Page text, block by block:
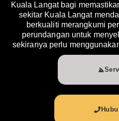
Kuala Langat bagi
sekitar Kuala Langat
berkualiti merangkumi
perundangan untuk
sekiranya perlu